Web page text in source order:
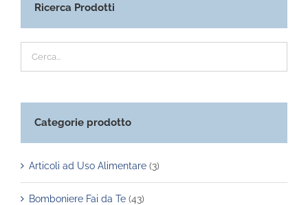
Ricerca Prodotti
Categorie prodotto
Articoli ad Uso Alimentare (3)
Bomboniere Fai da Te (43)